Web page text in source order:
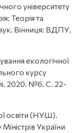
університету
Теорія та
Вінниця: ВДПУ,
екологічної
курсу
2020. №6. С. 22-
освіти (НУШ).
України